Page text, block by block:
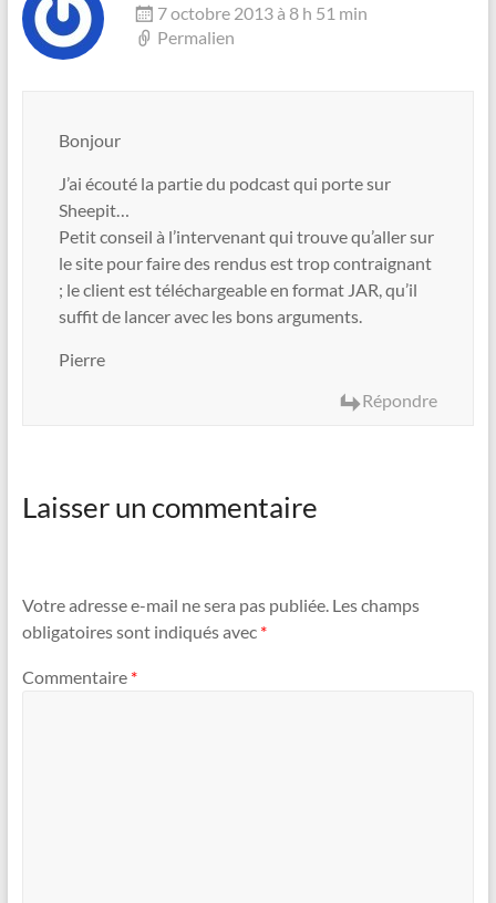
7 octobre 2013 à 8 h 51 min
Permalien
Bonjour
J’ai écouté la partie du podcast qui porte sur
Sheepit…
Petit conseil à l’intervenant qui trouve qu’aller sur
le site pour faire des rendus est trop contraignant
; le client est téléchargeable en format JAR, qu’il
suffit de lancer avec les bons arguments.
Pierre
Répondre
Laisser un commentaire
Votre adresse e-mail ne sera pas publiée. Les champs
obligatoires sont indiqués avec *
Commentaire *